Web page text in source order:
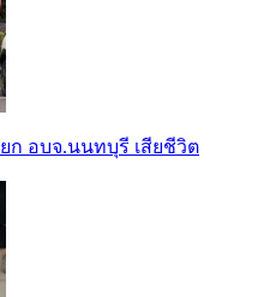
ก อบจ.นนทบุรี เสียชีวิต